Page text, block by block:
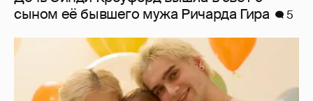
Александра Трусова и Макар Игнатов
отметили первый день рождения сына
1